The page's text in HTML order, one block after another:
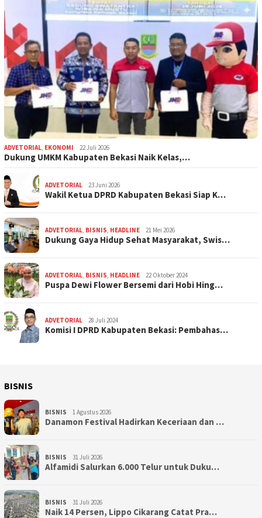
ADVETORIAL, EKONOMI 22 Juli 2026
Dukung UMKM Kabupaten Bekasi Naik Kelas,…
ADVETORIAL 23 Juni 2026
Wakil Ketua DPRD Kabupaten Bekasi Siap K…
ADVETORIAL, BISNIS, HEADLINE 21 Mei 2026
Dukung Gaya Hidup Sehat Masyarakat, Swis…
ADVETORIAL, BISNIS, HEADLINE 22 Oktober 2024
Puspa Dewi Flower Bersemi dari Hobi Hing…
ADVETORIAL 28 Juli 2024
Komisi I DPRD Kabupaten Bekasi: Pembahas…
BISNIS
BISNIS 1 Agustus 2026
Danamon Festival Hadirkan Keceriaan dan …
BISNIS 31 Juli 2026
Alfamidi Salurkan 6.000 Telur untuk Duku…
BISNIS 31 Juli 2026
Naik 14 Persen, Lippo Cikarang Catat Pra…